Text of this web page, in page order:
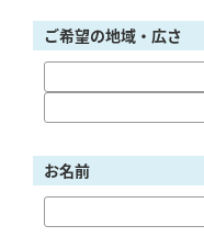
ご希望の地域・広さ
お名前